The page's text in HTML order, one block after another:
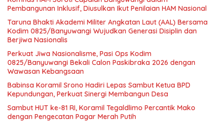
Pembangunan Inklusif, Diusulkan Ikut Penilaian HAM Nasional
Taruna Bhakti Akademi Militer Angkatan Laut (AAL) Bersama
Kodim 0825/Banyuwangi Wujudkan Generasi Disiplin dan
Berjiwa Nasionalis
Perkuat Jiwa Nasionalisme, Pasi Ops Kodim
0825/Banyuwangi Bekali Calon Paskibraka 2026 dengan
Wawasan Kebangsaan
Babinsa Koramil Srono Hadiri Lepas Sambut Ketua BPD
Kepundungan, Perkuat Sinergi Membangun Desa
Sambut HUT ke-81 RI, Koramil Tegaldlimo Percantik Mako
dengan Pengecatan Pagar Merah Putih